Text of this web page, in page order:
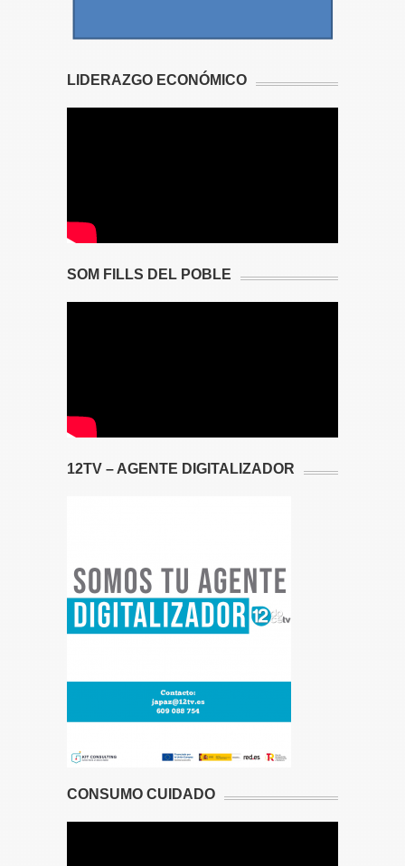
LIDERAZGO ECONÓMICO
SOM FILLS DEL POBLE
12TV – AGENTE DIGITALIZADOR
CONSUMO CUIDADO